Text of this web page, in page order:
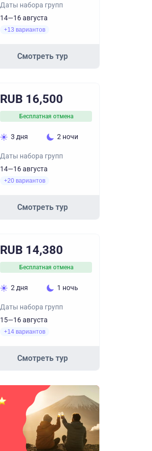
Даты набора групп
14—16 августа
+13 вариантов
Смотреть тур
RUB 16,500
Бесплатная отмена
3 дня 2 ночи
Даты набора групп
14—16 августа
+20 вариантов
Смотреть тур
RUB 14,380
Бесплатная отмена
2 дня 1 ночь
Даты набора групп
15—16 августа
+14 вариантов
Смотреть тур